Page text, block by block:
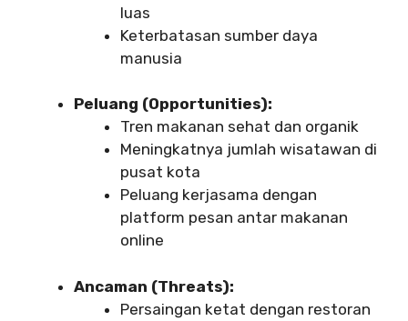
luas
Keterbatasan sumber daya
manusia
Peluang (Opportunities):
Tren makanan sehat dan organik
Meningkatnya jumlah wisatawan di
pusat kota
Peluang kerjasama dengan
platform pesan antar makanan
online
Ancaman (Threats):
Persaingan ketat dengan restoran